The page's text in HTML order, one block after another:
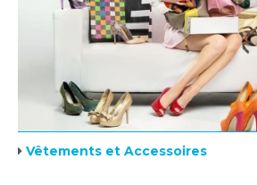
Vêtements et Accessoires